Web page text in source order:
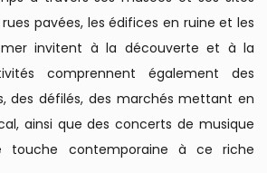
pavées, les édifices en ruine et les
invitent à la découverte et à la
comprennent également des
des défilés, des marchés mettant en
ainsi que des concerts de musique
touche contemporaine à ce riche